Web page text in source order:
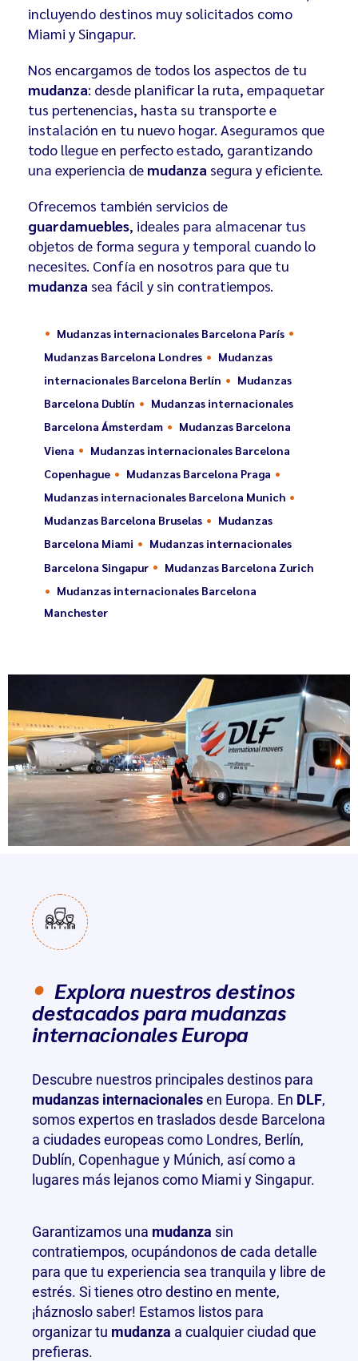
incluyendo destinos muy solicitados como
Miami y Singapur.
Nos encargamos de todos los aspectos de tu
mudanza: desde planificar la ruta, empaquetar
tus pertenencias, hasta su transporte e
instalación en tu nuevo hogar. Aseguramos que
todo llegue en perfecto estado, garantizando
una experiencia de mudanza segura y eficiente.
Ofrecemos también servicios de
guardamuebles, ideales para almacenar tus
objetos de forma segura y temporal cuando lo
necesites. Confía en nosotros para que tu
mudanza sea fácil y sin contratiempos.
Mudanzas internacionales Barcelona París
Mudanzas Barcelona Londres
Mudanzas
internacionales Barcelona Berlín
Mudanzas
Barcelona Dublín
Mudanzas internacionales
Barcelona Ámsterdam
Mudanzas Barcelona
Viena
Mudanzas internacionales Barcelona
Copenhague
Mudanzas Barcelona Praga
Mudanzas internacionales Barcelona Munich
Mudanzas Barcelona Bruselas
Mudanzas
Barcelona Miami
Mudanzas internacionales
Barcelona Singapur
Mudanzas Barcelona Zurich
Mudanzas internacionales Barcelona
Manchester
Explora nuestros destinos
destacados para mudanzas
internacionales Europa
Descubre nuestros principales destinos para
mudanzas internacionalesen Europa. En DLF,
somos expertos en traslados desde Barcelona
a ciudades europeas como Londres, Berlín,
Dublín, Copenhague y Múnich, así como a
lugares más lejanos como Miami y Singapur.
Garantizamos una mudanza sin
contratiempos, ocupándonos de cada detalle
para que tu experiencia sea tranquila y libre de
estrés. Si tienes otro destino en mente,
¡háznoslo saber! Estamos listos para
organizar tu mudanza a cualquier ciudad que
prefieras.